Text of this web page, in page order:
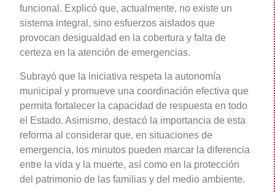
funcional. Explicó que, actualmente, no existe un
sistema integral, sino esfuerzos aislados que
provocan desigualdad en la cobertura y falta de
certeza en la atención de emergencias.
Subrayó que la iniciativa respeta la autonomía
municipal y promueve una coordinación efectiva que
permita fortalecer la capacidad de respuesta en todo
el Estado. Asimismo, destacó la importancia de esta
reforma al considerar que, en situaciones de
emergencia, los minutos pueden marcar la diferencia
entre la vida y la muerte, así como en la protección
del patrimonio de las familias y del medio ambiente.